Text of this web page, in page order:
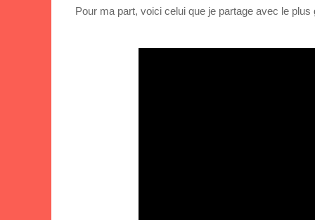
Pour ma part, voici celui que je partage avec le plus